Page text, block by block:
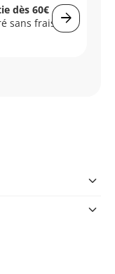
arrow_forward
dès 60€
sans frais
keyboard_arrow_down
keyboard_arrow_down